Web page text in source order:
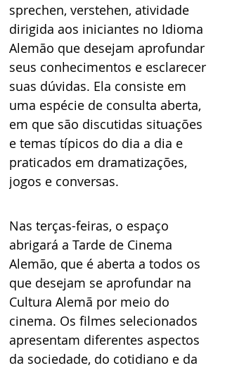
sprechen, verstehen, atividade
dirigida aos iniciantes no Idioma
Alemão que desejam aprofundar
seus conhecimentos e esclarecer
suas dúvidas. Ela consiste em
uma espécie de consulta aberta,
em que são discutidas situações
e temas típicos do dia a dia e
praticados em dramatizações,
jogos e conversas.
Nas terças-feiras, o espaço
abrigará a Tarde de Cinema
Alemão, que é aberta a todos os
que desejam se aprofundar na
Cultura Alemã por meio do
cinema. Os filmes selecionados
apresentam diferentes aspectos
da sociedade, do cotidiano e da